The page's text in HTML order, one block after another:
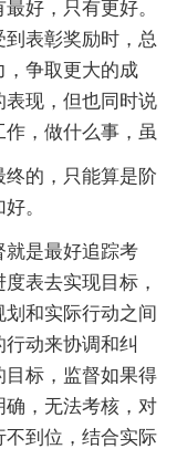
好，只有更好。
表彰奖励时，总
，争取更大的成
现，但也同时说
，做什么事，虽
的，只能算是阶
。
就是最好追踪考
表去实现目标，
和实际行动之间
动来协调和纠
标，监督如果得
，无法考核，对
不到位，结合实际